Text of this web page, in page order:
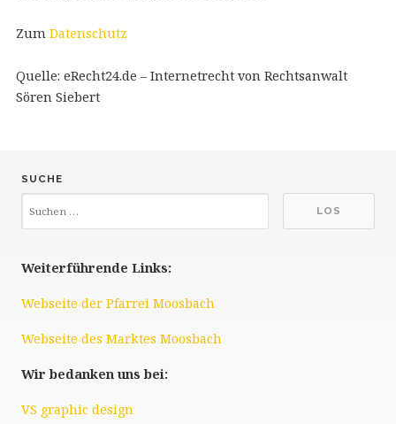
Zum Datenschutz
Quelle: eRecht24.de – Internetrecht von Rechtsanwalt
Sören Siebert
SUCHE
Weiterführende Links:
Webseite der Pfarrei Moosbach
Webseite des Marktes Moosbach
Wir bedanken uns bei:
VS graphic design